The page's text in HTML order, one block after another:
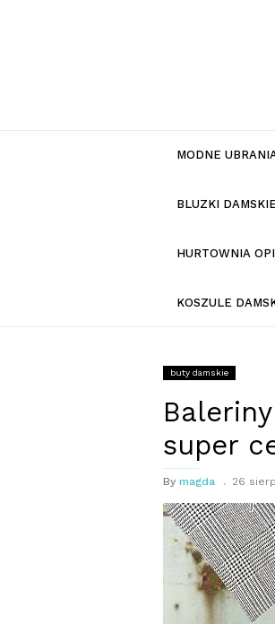
MODNE
BLUZKI
HURTOWNIA
KOSZULE
buty damskie
super
By magda 26